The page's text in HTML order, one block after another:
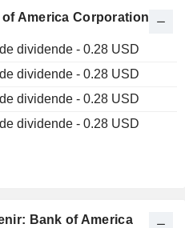
Bank of America
America Corporation
dividende - 0.28 USD
dividende - 0.28 USD
dividende - 0.28 USD
dividende - 0.28 USD